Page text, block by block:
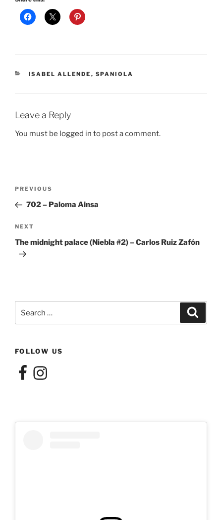
CATEGORIES
ISABEL ALLENDE , SPANIOLA
Leave a Reply
You must be logged in to post a comment.
Previous
Post
PREVIOUS
702 – Paloma Ainsa
Next
Post
NEXT
The midnight palace (Niebla #2) – Carlos Ruiz Zafón
for:
FOLLOW US
FacebookInstagram